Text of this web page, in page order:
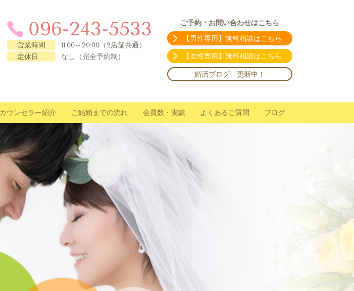
096-243-5533
営業時間
11:00～20:00（2店舗共通）
定休日
なし（完全予約制）
ご予約・お問い合わせはこちら
【男性専用】無料相談はこちら
【女性専用】無料相談はこちら
婚活ブログ 更新中！
カウンセラー紹介 ご結婚までの流れ 会員数・実績 よくあるご質問 ブログ